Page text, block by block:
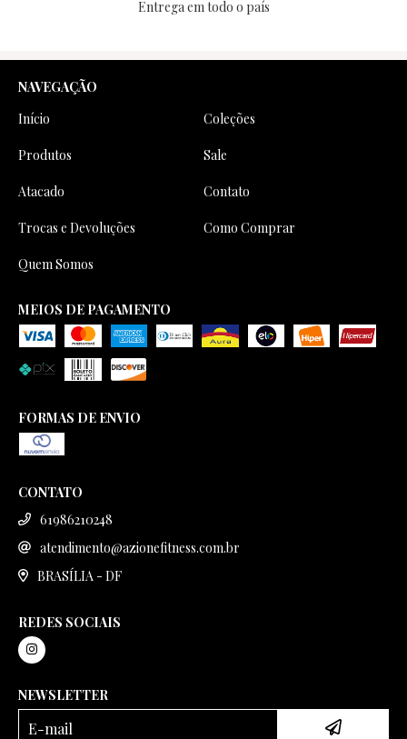
Entrega em todo o país
NAVEGAÇÃO
Início
Coleções
Produtos Sale
Atacado Contato
Trocas e Devoluções Como Comprar
Quem Somos
MEIOS DE PAGAMENTO
FORMAS DE ENVIO
CONTATO
61986210248
atendimento@azionefitness.com.br
BRASÍLIA - DF
REDES SOCIAIS
NEWSLETTER